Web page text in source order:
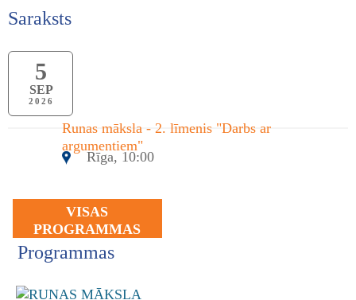
Saraksts
5
SEP
2026
Runas māksla - 2. līmenis "Darbs ar
argumentiem"
Rīga, 10:00
VISAS
PROGRAMMAS
Programmas